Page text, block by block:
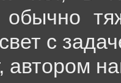
обычно
с
автором